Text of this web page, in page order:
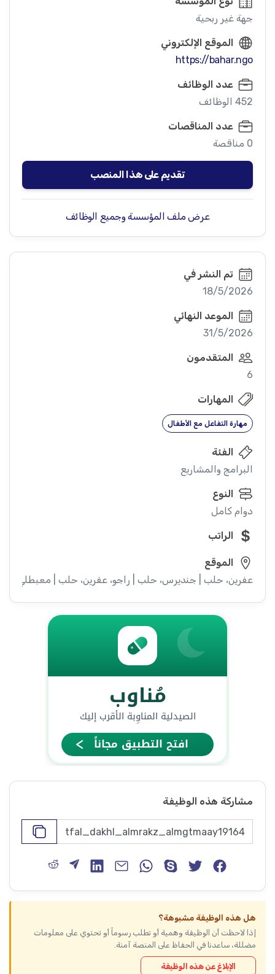
جهة غير ربحية
الموقع الإلكتروني
https://bahar.ngo
عدد الوظائف
452 الوظائف
عدد المناقصات
0 مناقصة
تقديم على هذا المنصب
عرض ملف المؤسسة وجميع الوظائف
تم النشر في
18/5/2026
الموعد النهائي
31/5/2026
المتقدمون
6
المهارات
مهارة التفاعل مع الأطفال
الفئة
البرامج والمشاريع
النوع
دوام كامل
الراتب
الموقع
عفرين، حلب | جنديرس، حلب | راجو، عفرين، حلب | معبطلي،
مشاركة هذه الوظيفة
هل هذه الوظيفة مشبوهة؟
إذا لاحظت أن الوظيفة وهمية أو تطلب رسوماً أو تحتوي على معلومات
مضللة، ساعدنا في الحفاظ على المنصة آمنة.
الإبلاغ عن هذه الوظيفة